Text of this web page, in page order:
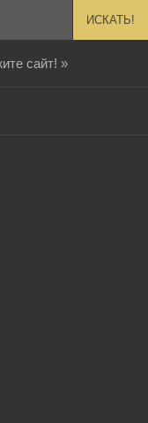
ИСКАТЬ!
сайт! »